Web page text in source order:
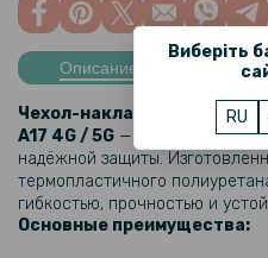
Виберіть
RU
263
329 грн
Чехол X&E для Samsung Galaxy
280
329 грн
Чехол - накладка TPU Color Matte
Описание
Чехол-накладка TPU
A17 4G / 5G — это идеальное
надёжной защиты.
термопластичного
гибкостью, прочностью и
Основные преимущества: